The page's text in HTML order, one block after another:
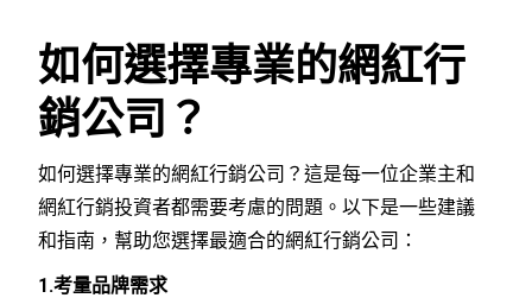
如何選擇專業的網紅行
銷公司？
如何選擇專業的網紅行銷公司？這是每一位企業主和
網紅行銷投資者都需要考慮的問題。以下是一些建議
和指南，幫助您選擇最適合的網紅行銷公司：
1.考量品牌需求